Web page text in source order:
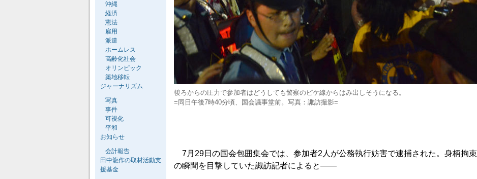
後ろからの圧力で参加者はどうしても警察のピケ線からはみ出しそうになる。
=同日午後7時40分頃、国会議事堂前。写真：諏訪撮影=
7月29日の国会包囲集会では、参加者2人が公務執行妨害で逮捕された。身柄拘束
の瞬間を目撃していた諏訪記者によると――
沖縄
経済
憲法
雇用
派遣
ホームレス
高齢化社会
オリンピック
築地移転
ジャーナリズム
写真
事件
可視化
平和
お知らせ
会計報告
田中龍作の取材活動支
援基金